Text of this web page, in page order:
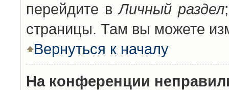
перейдите вЛичный раздел
страницы. Там вы можете
Вернуться к началу
На конференции